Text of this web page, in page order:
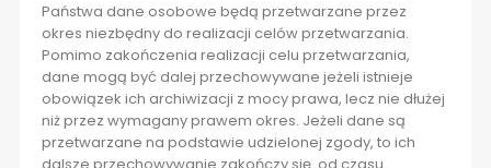
Państwa dane osobowe będą przetwarzane przez
okres niezbędny do realizacji celów przetwarzania.
Pomimo zakończenia realizacji celu przetwarzania,
dane mogą być dalej przechowywane jeżeli istnieje
obowiązek ich archiwizacji z mocy prawa, lecz nie dłużej
niż przez wymagany prawem okres. Jeżeli dane są
przetwarzane na podstawie udzielonej zgody, to ich